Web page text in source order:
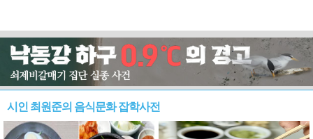
시인 최원준의 음식문화 잡학사전